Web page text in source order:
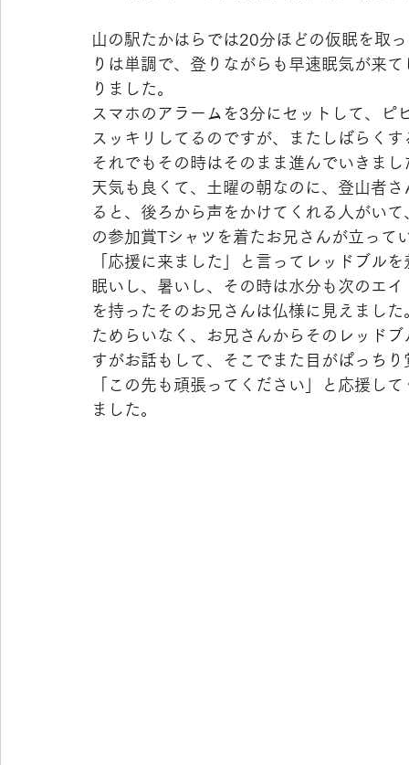
山の駅たかはらでは20分ほどの仮眠を取
りは単調で、登りながらも早速眠気が来
りました。
スマホのアラームを3分にセットして、ピ
スッキリしてるのですが、またしばらく
それでもその時はそのまま進んでいきまし
天気も良くて、土曜の朝なのに、登山者
ると、後ろから声をかけてくれる人がい
の参加賞Tシャツを着たお兄さんが立って
「応援に来ました」と言ってレッドブル
眠いし、暑いし、その時は水分も次のエ
を持ったそのお兄さんは仏様に見えまし
ためらいなく、お兄さんからそのレッド
すがお話もして、そこでまた目がぱっち
「この先も頑張ってください」と応援し
ました。